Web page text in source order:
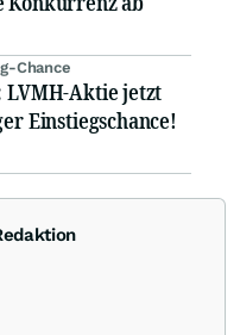
Chance
LVMH-Aktie jetzt
Einstiegschance!